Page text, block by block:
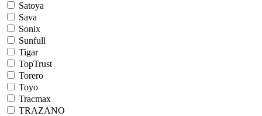
Satoya
Sava
Sonix
Sunfull
Tigar
TopTrust
Torero
Toyo
Tracmax
TRAZANO